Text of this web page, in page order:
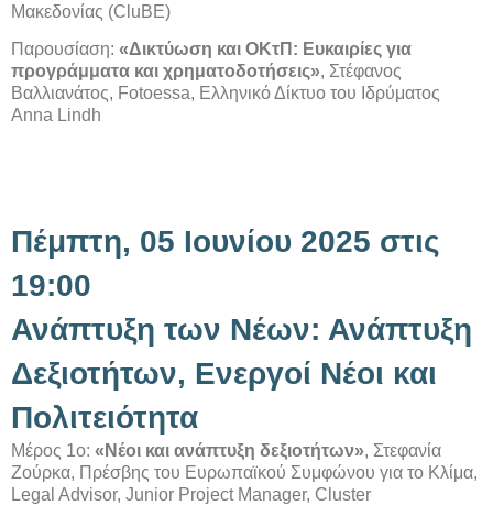
Μακεδονίας (CluBE)
Παρουσίαση: «Δικτύωση και ΟΚτΠ: Ευκαιρίες για
προγράμματα και χρηματοδοτήσεις», Στέφανος
Βαλλιανάτος, Fotoessa, Ελληνικό Δίκτυο του Ιδρύματος
Anna Lindh
Πέμπτη, 05 Ιουνίου 2025 στις
19:00
Ανάπτυξη των Νέων: Ανάπτυξη
Δεξιοτήτων, Ενεργοί Νέοι και
Πολιτειότητα
Μέρος 1ο: «Νέοι και ανάπτυξη δεξιοτήτων», Στεφανία
Ζούρκα, Πρέσβης του Ευρωπαϊκού Συμφώνου για το Κλίμα,
Legal Advisor, Junior Project Manager, Cluster